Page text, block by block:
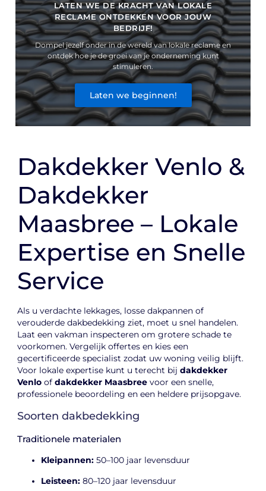
Dakdekker Venlo &
Dakdekker
Maasbree – Lokale
Expertise en Snelle
Service
Als u verdachte lekkages, losse dakpannen of
verouderde dakbedekking ziet, moet u snel handelen.
Laat een vakman inspecteren om grotere schade te
voorkomen. Vergelijk offertes en kies een
gecertificeerde specialist zodat uw woning veilig blijft.
Voor lokale expertise kunt u terecht bijdakdekker
Venlo ofdakdekker Maasbree voor een snelle,
professionele beoordeling en een heldere prijsopgave.
Soorten dakbedekking
Traditionele materialen
Kleipannen: 50–100 jaar levensduur
Leisteen: 80–120 jaar levensduur
LATEN WE DE KRACHT VAN LOKALE
RECLAME ONTDEKKEN VOOR JOUW
BEDRIJF!
Dompel jezelf onder in de wereld van lokale reclame en
ontdek hoe je de groei van je onderneming kunt
stimuleren.
Laten we beginnen!